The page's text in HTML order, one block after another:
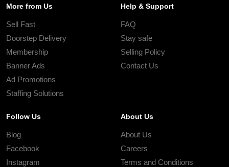
More from Us
Sell Fast
Doorstep Delivery
Membership
Banner Ads
Ad Promotions
Staffing Solutions
Help & Support
FAQ
Stay safe
Selling Policy
Contact Us
Follow Us
Blog
Facebook
Instagram
About Us
About Us
Careers
Terms and Conditions